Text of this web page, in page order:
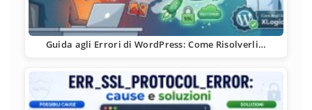
Guida agli Errori di WordPress: Come Risolverli…